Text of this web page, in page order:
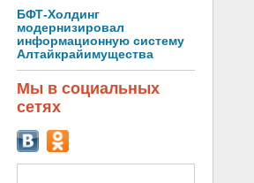
БФТ-Холдинг
модернизировал
информационную систему
Алтайкрайимущества
Мы в социальных
сетях